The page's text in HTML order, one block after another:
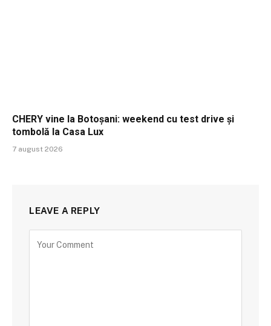
CHERY vine la Botoșani: weekend cu test drive și
tombolă la Casa Lux
7 august 2026
LEAVE A REPLY